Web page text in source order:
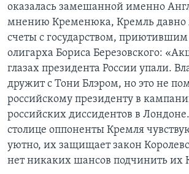
оказалась замешанной именно
мнению Кременюка, Кремль давно
счеты с государством, приютившим
олигарха Бориса Березовского:
глазах президента России упали.
дружит с Тони Блэром, но это не
российскому президенту в
российских диссидентов в
столице оппоненты Кремля
уютно, их защищает закон
нет никаких шансов подчинить их